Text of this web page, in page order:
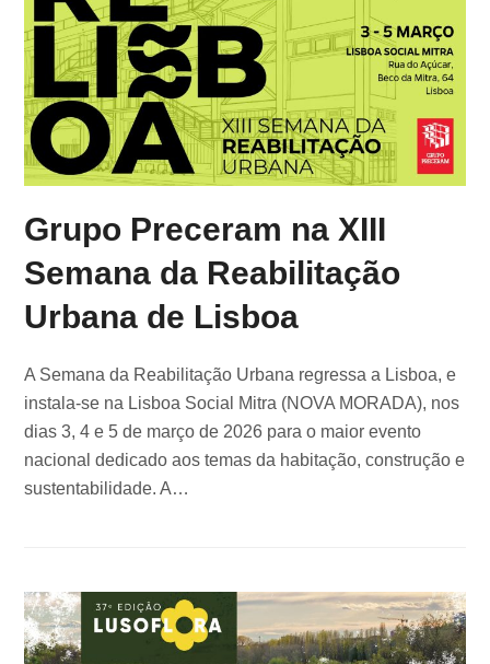
Grupo Preceram na XIII
Semana da Reabilitação
Urbana de Lisboa
A Semana da Reabilitação Urbana regressa a Lisboa, e
instala-se na Lisboa Social Mitra (NOVA MORADA), nos
dias 3, 4 e 5 de março de 2026 para o maior evento
nacional dedicado aos temas da habitação, construção e
sustentabilidade. A…